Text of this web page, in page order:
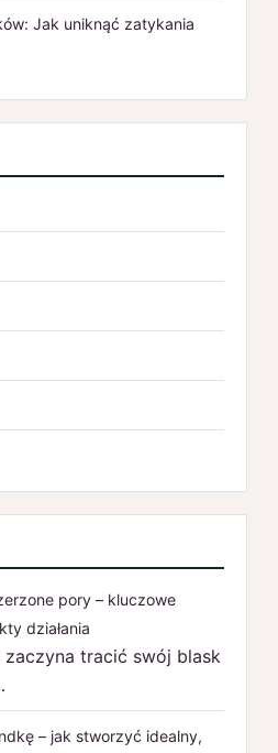
Jak uniknąć zatykania
pory – kluczowe
działania
zaczyna tracić swój blask
– jak stworzyć idealny,